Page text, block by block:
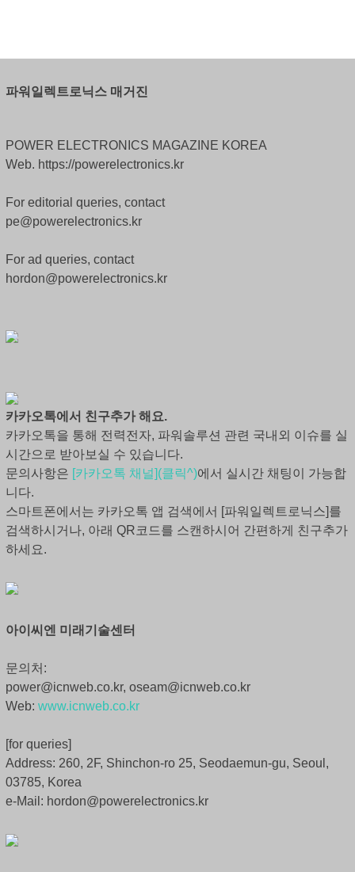
파워일렉트로닉스 매거진
POWER ELECTRONICS MAGAZINE KOREA
Web. https://powerelectronics.kr
For editorial queries, contact
pe@powerelectronics.kr
For ad queries, contact
hordon@powerelectronics.kr
카카오톡에서 친구추가 해요.
카카오톡을 통해 전력전자, 파워솔루션 관련 국내외 이슈를 실
시간으로 받아보실 수 있습니다.
문의사항은 [카카오톡 채널](클릭^)에서 실시간 채팅이 가능합
니다.
스마트폰에서는 카카오톡 앱 검색에서 [파워일렉트로닉스]를
검색하시거나, 아래 QR코드를 스캔하시어 간편하게 친구추가
하세요.
아이씨엔 미래기술센터
문의처:
power@icnweb.co.kr, oseam@icnweb.co.kr
Web: www.icnweb.co.kr
[for queries]
Address: 260, 2F, Shinchon-ro 25, Seodaemun-gu, Seoul,
03785, Korea
e-Mail: hordon@powerelectronics.kr